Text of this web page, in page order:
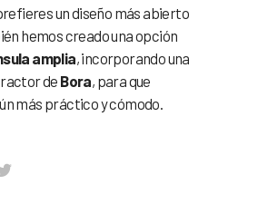
un diseño más abierto
hemos creado una opción
amplia, incorporando una
de Bora, para que
más práctico y cómodo.